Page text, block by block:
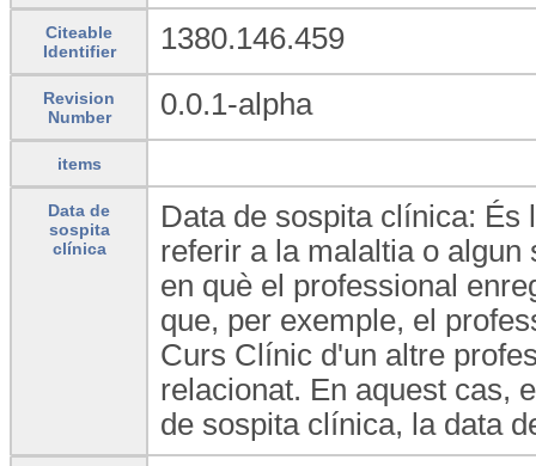
Citeable
Identifier
1380.146.459
Revision
Number
0.0.1-alpha
items
Data de
sospita
clínica
Data de sospita clínica: És
referir a la malaltia o
en què el professional
que, per exemple, el
Curs Clínic d'un altre
relacionat. En aquest cas,
de sospita clínica, la data